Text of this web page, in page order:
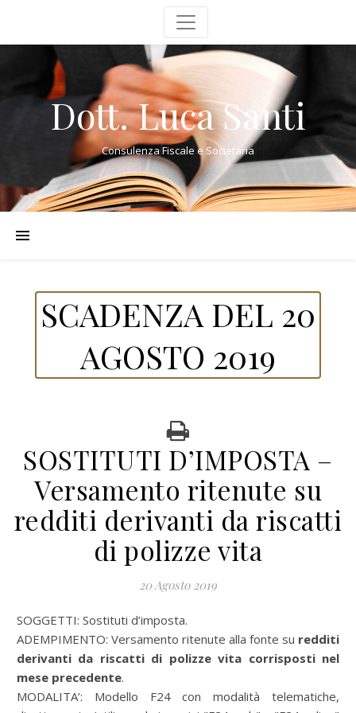
Dott. Luca Santi
Consulenza Fiscale e Societaria
SCADENZA DEL 20
AGOSTO 2019
SOSTITUTI D’IMPOSTA –
Versamento ritenute su
redditi derivanti da riscatti
di polizze vita
20 Agosto 2019
SOGGETTI: Sostituti d’imposta.
ADEMPIMENTO: Versamento ritenute alla fonte su redditi
derivanti da riscatti di polizze vita corrisposti nel
mese precedente.
MODALITA’: Modello F24 con modalità telematiche,